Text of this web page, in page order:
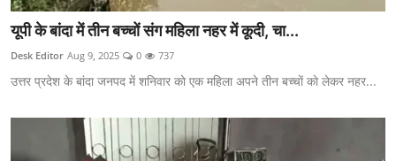
यूपी के बांदा में तीन बच्चों संग महिला नहर में कूदी, चा...
Desk Editor Aug 9, 2025 0 737
उत्तर प्रदेश के बांदा जनपद में शनिवार काे एक महिला अपने तीन बच्चाें काे लेकर नहर...